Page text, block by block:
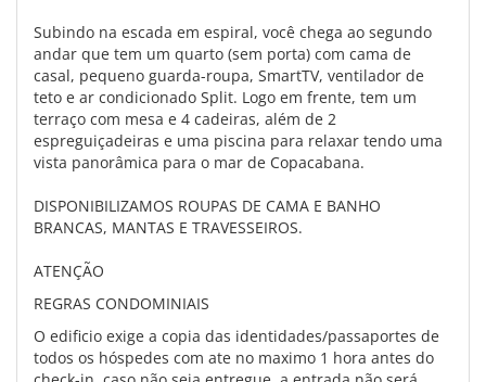
Subindo na escada em espiral, você chega ao segundo
andar que tem um quarto (sem porta) com cama de
casal, pequeno guarda-roupa, SmartTV, ventilador de
teto e ar condicionado Split. Logo em frente, tem um
terraço com mesa e 4 cadeiras, além de 2
espreguiçadeiras e uma piscina para relaxar tendo uma
vista panorâmica para o mar de Copacabana.
DISPONIBILIZAMOS ROUPAS DE CAMA E BANHO
BRANCAS, MANTAS E TRAVESSEIROS.
ATENÇÃO
REGRAS CONDOMINIAIS
O edificio exige a copia das identidades/passaportes de
todos os hóspedes com ate no maximo 1 hora antes do